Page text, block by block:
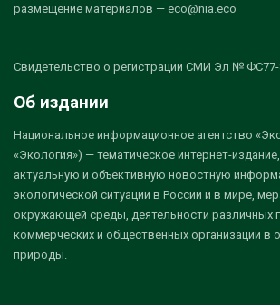
размещение материалов — eco@nia.eco
Свидетельство о регистрации СМИ Эл № ФС77-
Об издании
Национальное информационное агентство
«Экология») — тематическое интернет-
актуальную и объективную новостную
экологической ситуации в России и в мире,
окружающей среды, деятельности различных
коммерческих и общественных организаций в
природы.